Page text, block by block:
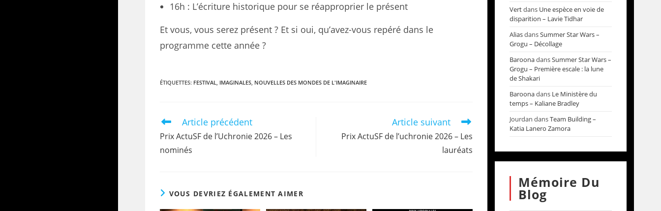
16h : L’écriture historique pour se réapproprier le présent
Et vous, vous serez présent ? Et si oui, qu’avez-vous repéré dans le
programme cette année ?
ÉTIQUETTES: FESTIVAL, IMAGINALES, NOUVELLES DES MONDES DE L'IMAGINAIRE
Article précédent
Prix ActuSF de l’Uchronie 2026 – Les
nominés
Article suivant
Prix ActuSF de l’uchronie 2026 – Les
lauréats
VOUS DEVRIEZ ÉGALEMENT AIMER
Vertdans Une espèce en voie de
disparition – Lavie Tidhar
AliasdansSummer Star Wars –
Grogu – Décollage
BaroonadansSummer Star Wars –
Grogu – Première escale : la lune
de Shakari
Baroonadans Le Ministère du
temps – Kaliane Bradley
Jourdan dansTeam Building –
Katia Lanero Zamora
Mémoire Du
Blog